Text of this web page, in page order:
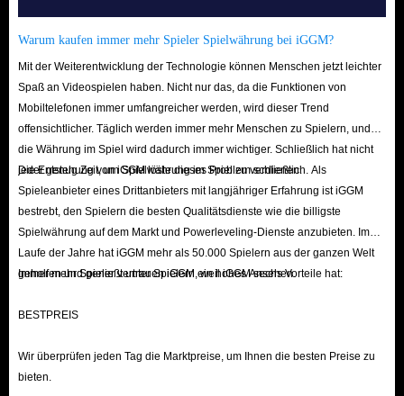
Warum kaufen immer mehr Spieler Spielwährung bei iGGM?
Mit der Weiterentwicklung der Technologie können Menschen jetzt leichter
Spaß an Videospielen haben. Nicht nur das, da die Funktionen von
Mobiltelefonen immer umfangreicher werden, wird dieser Trend
offensichtlicher. Täglich werden immer mehr Menschen zu Spielern, und
die Währung im Spiel wird dadurch immer wichtiger. Schließlich hat nicht
jeder genug Zeit, um Spielwährung im Spiel zu verdienen.
Die Entstehung von iGGM löste dieses Problem schließlich. Als
Spieleanbieter eines Drittanbieters mit langjähriger Erfahrung ist iGGM
bestrebt, den Spielern die besten Qualitätsdienste wie die billigste
Spielwährung auf dem Markt und Powerleveling-Dienste anzubieten. Im
Laufe der Jahre hat iGGM mehr als 50.000 Spielern aus der ganzen Welt
geholfen und genießt unter Spielern ein hohes Ansehen.
Immer mehr Spieler vertrauen iGGM, weil iGGM sechs Vorteile hat:
BESTPREIS
Wir überprüfen jeden Tag die Marktpreise, um Ihnen die besten Preise zu
bieten.